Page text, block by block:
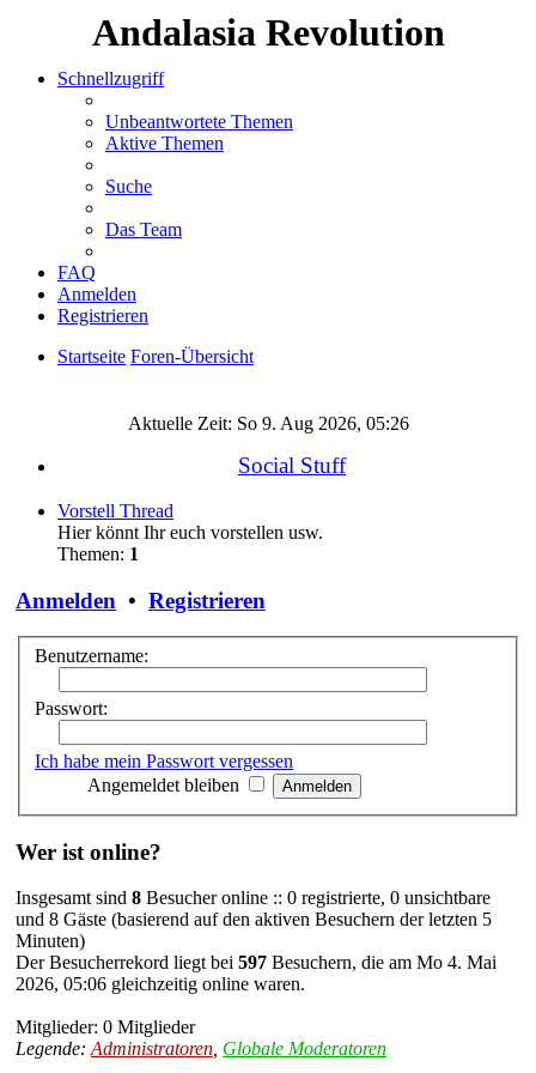
Andalasia Revolution
Schnellzugriff
Unbeantwortete Themen
Aktive Themen
Suche
Das Team
FAQ
Anmelden
Registrieren
Startseite Foren-Übersicht
Aktuelle Zeit: So 9. Aug 2026, 05:26
Social Stuff
Vorstell Thread
Hier könnt Ihr euch vorstellen usw.
Themen: 1
Anmelden • Registrieren
Benutzername:
Passwort:
Ich habe mein Passwort vergessen
Angemeldet bleiben
Wer ist online?
Insgesamt sind 8 Besucher online :: 0 registrierte, 0 unsichtbare
und 8 Gäste (basierend auf den aktiven Besuchern der letzten 5
Minuten)
Der Besucherrekord liegt bei 597 Besuchern, die am Mo 4. Mai
2026, 05:06 gleichzeitig online waren.
Mitglieder: 0 Mitglieder
Legende:Administratoren, Globale Moderatoren